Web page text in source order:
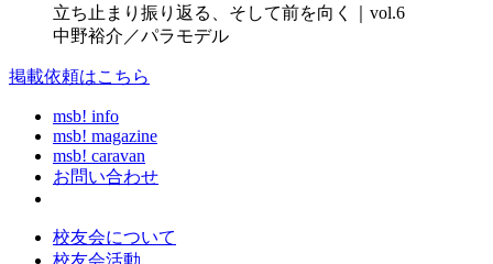
立ち止まり振り返る、そして前を向く｜vol.6
中野裕介／パラモデル
掲載依頼はこちら
msb! info
msb! magazine
msb! caravan
お問い合わせ
校友会について
校友会活動